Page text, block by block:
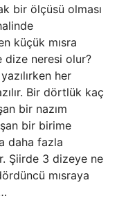
bir ölçüsü olması
küçük mısra
dize neresi olur?
her
Bir dörtlük kaç
bir nazım
bir birime
daha fazla
Şiirde 3 dizeye ne
mısraya